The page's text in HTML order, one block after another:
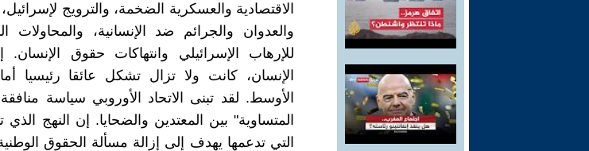
الاقتصادية والعسكرية الضخمة، والترويج
والعدوان والجرائم ضد الإنسانية، والمحاولات
للإرهاب الإسرائيلي وانتهاكات حقوق
الإنسان، كانت ولا تزال تشكل عائقا رئيسيا
الأوسط. لقد تبنى الاتحاد الأوروبي سياسة
المتساوية" بين المعتدين والضحايا. إن النهج الذي
التي تدعمها يهدف إلى إزالة مسألة الحقوق